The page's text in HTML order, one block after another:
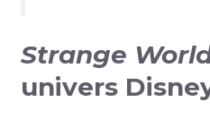
Strange
univers